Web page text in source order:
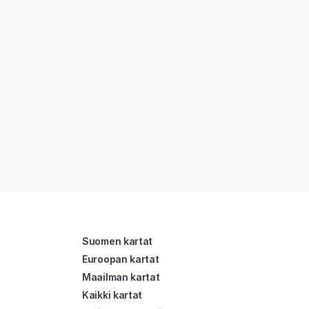
Suomen kartat
Euroopan kartat
Maailman kartat
Kaikki kartat